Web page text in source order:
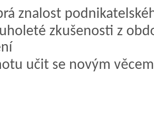
znalost
zkušenosti z
učit se novým věcem